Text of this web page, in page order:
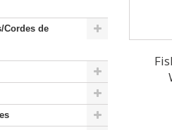
Cordes de